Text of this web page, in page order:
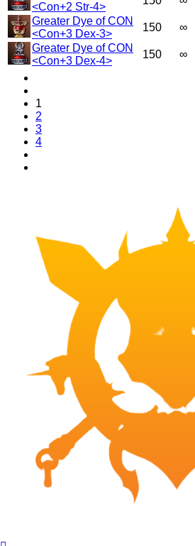
<Con+2 Str-4>
Greater Dye of CON
<Con+3 Dex-3>
150 ∞
Greater Dye of CON
<Con+3 Dex-4>
150 ∞
1
2
3
4